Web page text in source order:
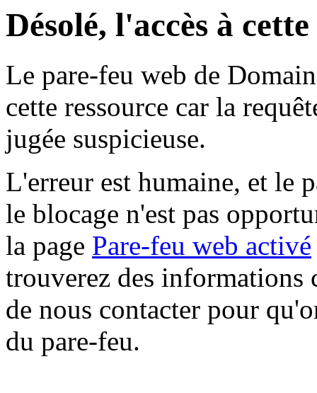
Désolé, l'accès à
Le pare-feu web de
cette ressource car la
jugée suspicieuse.
L'erreur est humaine, et le
le blocage n'est pas
la page Pare-feu web activé
trouverez des informations
de nous contacter pour
du pare-feu.